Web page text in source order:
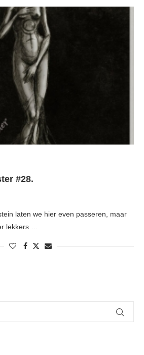
#28.
laten we hier even passeren, maar
lekkers …